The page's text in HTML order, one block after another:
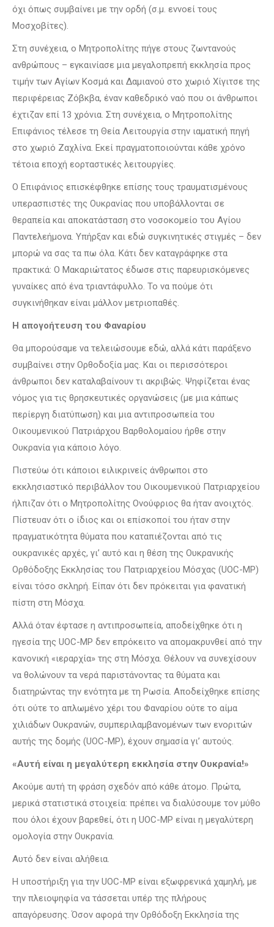
όχι όπως συμβαίνει με την ορδή (σ.μ. εννοεί τους
Μοσχοβίτες).
Στη συνέχεια, ο Μητροπολίτης πήγε στους ζωντανούς
ανθρώπους – εγκαινίασε μια μεγαλοπρεπή εκκλησία προς
τιμήν των Αγίων Κοσμά και Δαμιανού στο χωριό Χίγιτσε της
περιφέρειας Ζόβκβα, έναν καθεδρικό ναό που οι άνθρωποι
έχτιζαν επί 13 χρόνια. Στη συνέχεια, ο Μητροπολίτης
Επιφάνιος τέλεσε τη Θεία Λειτουργία στην ιαματική πηγή
στο χωριό Ζαχλίνα. Εκεί πραγματοποιούνται κάθε χρόνο
τέτοια εποχή εορταστικές λειτουργίες.
Ο Επιφάνιος επισκέφθηκε επίσης τους τραυματισμένους
υπερασπιστές της Ουκρανίας που υποβάλλονται σε
θεραπεία και αποκατάσταση στο νοσοκομείο του Αγίου
Παντελεήμονα. Υπήρξαν και εδώ συγκινητικές στιγμές – δεν
μπορώ να σας τα πω όλα. Κάτι δεν καταγράφηκε στα
πρακτικά: Ο Μακαριώτατος έδωσε στις παρευρισκόμενες
γυναίκες από ένα τριαντάφυλλο. Το να πούμε ότι
συγκινήθηκαν είναι μάλλον μετριοπαθές.
Η απογοήτευση του Φαναρίου
Θα μπορούσαμε να τελειώσουμε εδώ, αλλά κάτι παράξενο
συμβαίνει στην Ορθοδοξία μας. Και οι περισσότεροι
άνθρωποι δεν καταλαβαίνουν τι ακριβώς. Ψηφίζεται ένας
νόμος για τις θρησκευτικές οργανώσεις (με μια κάπως
περίεργη διατύπωση) και μια αντιπροσωπεία του
Οικουμενικού Πατριάρχου Βαρθολομαίου ήρθε στην
Ουκρανία για κάποιο λόγο.
Πιστεύω ότι κάποιοι ειλικρινείς άνθρωποι στο
εκκλησιαστικό περιβάλλον του Οικουμενικού Πατριαρχείου
ήλπιζαν ότι ο Μητροπολίτης Ονούφριος θα ήταν ανοιχτός.
Πίστευαν ότι ο ίδιος και οι επίσκοποί του ήταν στην
πραγματικότητα θύματα που καταπιέζονται από τις
ουκρανικές αρχές, γι’ αυτό και η θέση της Ουκρανικής
Ορθόδοξης Εκκλησίας του Πατριαρχείου Μόσχας (UOC-MP)
είναι τόσο σκληρή. Είπαν ότι δεν πρόκειται για φανατική
πίστη στη Μόσχα.
Αλλά όταν έφτασε η αντιπροσωπεία, αποδείχθηκε ότι η
ηγεσία της UOC-MP δεν επρόκειτο να απομακρυνθεί από την
κανονική «ιεραρχία» της στη Μόσχα. Θέλουν να συνεχίσουν
να θολώνουν τα νερά παριστάνοντας τα θύματα και
διατηρώντας την ενότητα με τη Ρωσία. Αποδείχθηκε επίσης
ότι ούτε το απλωμένο χέρι του Φαναρίου ούτε το αίμα
χιλιάδων Ουκρανών, συμπεριλαμβανομένων των ενοριτών
αυτής της δομής (UOC-MP), έχουν σημασία γι’ αυτούς.
«Αυτή είναι η μεγαλύτερη εκκλησία στην Ουκρανία!»
Ακούμε αυτή τη φράση σχεδόν από κάθε άτομο. Πρώτα,
μερικά στατιστικά στοιχεία: πρέπει να διαλύσουμε τον μύθο
που όλοι έχουν βαρεθεί, ότι η UOC-MP είναι η μεγαλύτερη
ομολογία στην Ουκρανία.
Αυτό δεν είναι αλήθεια.
Η υποστήριξη για την UOC-MP είναι εξωφρενικά χαμηλή, με
την πλειοψηφία να τάσσεται υπέρ της πλήρους
απαγόρευσης. Όσον αφορά την Ορθόδοξη Εκκλησία της